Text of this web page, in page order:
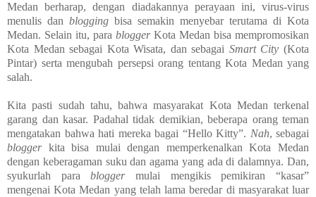
Medan berharap, dengan diadakannya perayaan ini, virus-virus
menulis dan blogging bisa semakin menyebar terutama di Kota
Medan. Selain itu, para bloggerKota Medan bisa mempromosikan
Kota Medan sebagai Kota Wisata, dan sebagai Smart City(Kota
Pintar) serta mengubah persepsi orang tentang Kota Medan yang
salah.
Kita pasti sudah tahu, bahwa masyarakat Kota Medan terkenal
garang dan kasar. Padahal tidak demikian, beberapa orang teman
mengatakan bahwa hati mereka bagai “Hello Kitty”. Nah, sebagai
bloggerkita bisa mulai dengan memperkenalkan Kota Medan
dengan keberagaman suku dan agama yang ada di dalamnya. Dan,
syukurlah parabloggermulai mengikis pemikiran “kasar”
mengenai Kota Medan yang telah lama beredar di masyarakat luar